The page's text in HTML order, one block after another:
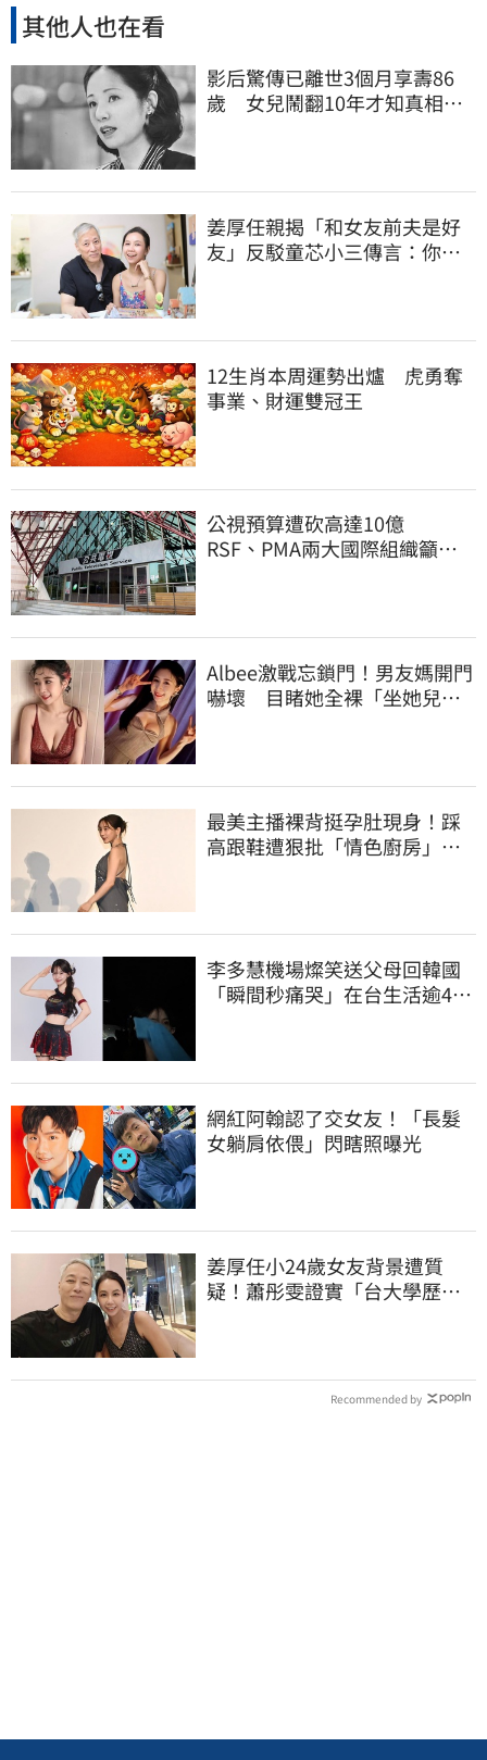
其他人也在看
影后驚傳已離世3個月享壽86
歲 女兒鬧翻10年才知真相
姜厚任親揭「和女友前夫是好
友」反駁童芯小三傳言：你在
12生肖本周運勢出爐 虎勇奪
事業、財運雙冠王
公視預算遭砍高達10億
RSF、PMA兩大國際組織籲撤
Albee激戰忘鎖門！男友媽開門
嚇壞 目睹她全裸「坐她兒子
最美主播裸背挺孕肚現身！踩
高跟鞋遭狠批「情色廚房」：
李多慧機場燦笑送父母回韓國
「瞬間秒痛哭」在台生活逾4年
網紅阿翰認了交女友！「長髮
女躺肩依偎」閃瞎照曝光
姜厚任小24歲女友背景遭質
疑！蕭彤雯證實「台大學歷是
Recommended by